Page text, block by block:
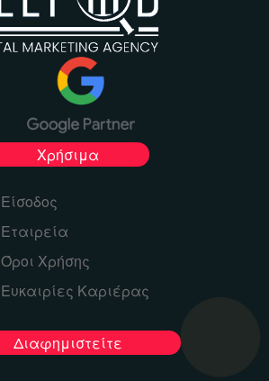
Χρήσιμα
Είσοδος
Εταιρεία
Όροι Χρήσης
Ευκαιρίες Καριέρας
Διαφημιστείτε